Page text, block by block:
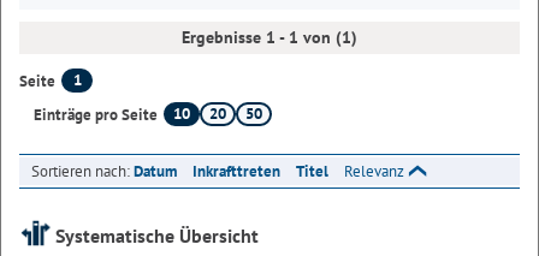
Ergebnisse 1 - 1 von (1)
Seite
1
Einträge pro Seite
10 20 50
Sortieren nach:Datum Inkrafttreten Titel Relevanz
Systematische Übersicht